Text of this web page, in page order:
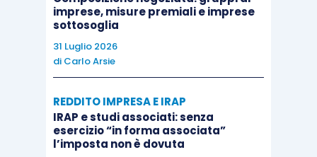
estivi, quindi, il sodalizio sportivo organizzatore
potrà spaziare tra le differenti tipologie
contrattualiper inquadrare il personale addetto,
attingendo anche dalle importanti
collettiva di settore.
imprese, misure premiali e imprese
sottosoglia
31 Luglio 2026
di Carlo Arsie
REDDITO IMPRESA E IRAP
IRAP e studi associati: senza
esercizio “in forma associata”
l’imposta non è dovuta